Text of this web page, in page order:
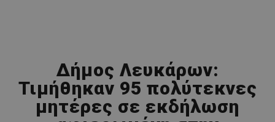
Δήμος Λευκάρων:
Τιμήθηκαν 95 πολύτεκνες
μητέρες σε εκδήλωση